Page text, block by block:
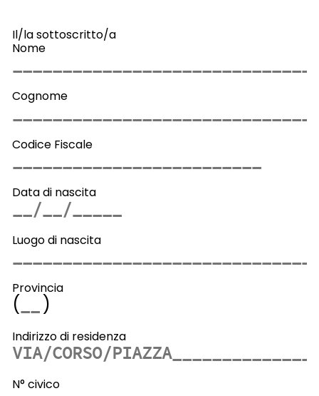
Il/la sottoscritto/a
Nome
Cognome
Codice Fiscale
Data di nascita
Luogo di nascita
Provincia
( )
Indirizzo di residenza
N° civico